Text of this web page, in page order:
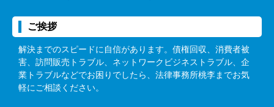
ご挨拶
解決までのスピードに自信があります。債権回収、消費者被
害、訪問販売トラブル、ネットワークビジネストラブル、企
業トラブルなどでお困りでしたら、法律事務所桃李までお気
軽にご相談ください。